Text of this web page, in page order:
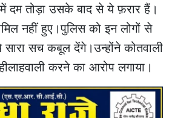
दम तोड़ा उसके बाद से ये फ़रार हैं।
नहीं हुए।पुलिस को इन लोगों से
सारा सच कबूल देंगे।उन्होंने कोतवाली
करने का आरोप लगाया।